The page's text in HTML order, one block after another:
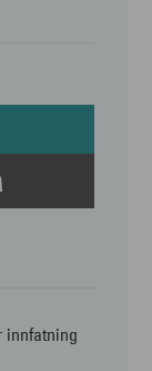
innfatning